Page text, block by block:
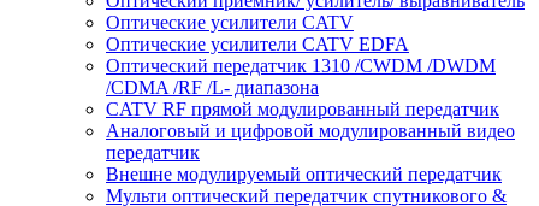
Оптические усилители CATV
Оптические усилители CATV EDFA
Оптический передатчик 1310 /CWDM /DWDM
/CDMA /RF /L- диапазона
CATV RF прямой модулированный передатчик
Аналоговый и цифровой модулированный видео
передатчик
Внешне модулируемый оптический передатчик
Мульти оптический передатчик спутникового &